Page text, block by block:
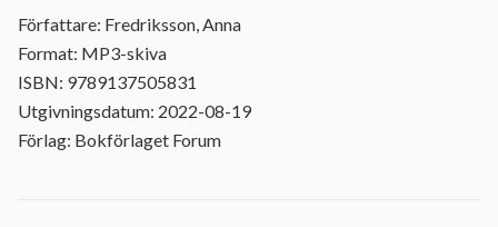
Författare: Fredriksson, Anna
Format: MP3-skiva
ISBN: 9789137505831
Utgivningsdatum: 2022-08-19
Förlag: Bokförlaget Forum